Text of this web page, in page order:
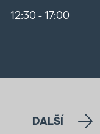
12:30 - 17:00
DALŠÍ